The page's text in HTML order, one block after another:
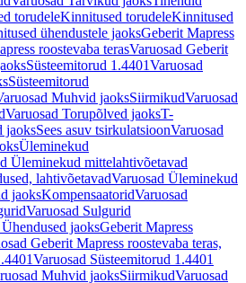
torudeleKinnitused torudeleKinnitused
ühendustele jaoksGeberit Mapress
roostevaba terasVaruosad Geberit
Süsteemitorud 1.4401Varuosad
Süsteemitorud
Muhvid jaoksSiirmikudVaruosad
Varuosad Torupõlved jaoksT-
jaoksSees asuv tsirkulatsioonVaruosad
Üleminekud
Üleminekud mittelahtivõetavad
lahtivõetavadVaruosad Üleminekud
jaoksKompensaatoridVaruosad
Varuosad Sulgurid
jaoksGeberit Mapress
Geberit Mapress roostevaba teras,
Varuosad Süsteemitorud 1.4401
Muhvid jaoksSiirmikudVaruosad